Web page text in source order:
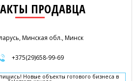
ПРОДАВЦА
Минская обл., Минск
+375(29)658-99-69
Новые объекты готового бизнеса в